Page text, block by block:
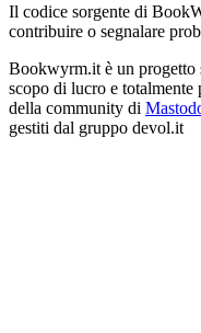
Il codice sorgente di
contribuire o segnalare
Bookwyrm.it è un progetto
scopo di lucro e
della community di
gestiti dal gruppo devol.it